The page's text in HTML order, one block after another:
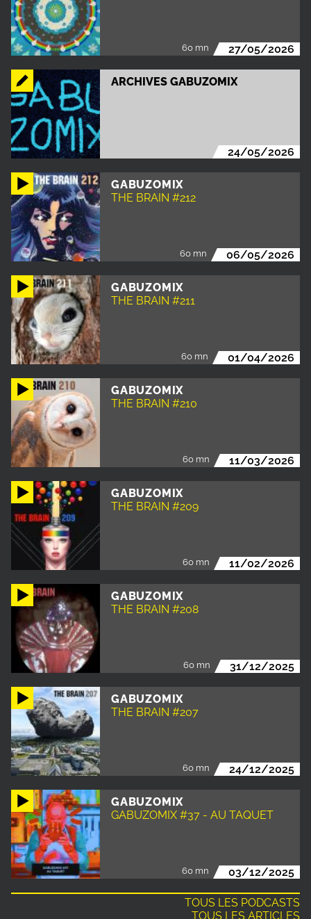
60 mn 27/05/2026
ARCHIVES GABUZOMIX
24/05/2026
GABUZOMIX
THE BRAIN #212
60 mn 06/05/2026
GABUZOMIX
THE BRAIN #211
60 mn 01/04/2026
GABUZOMIX
THE BRAIN #210
60 mn 11/03/2026
GABUZOMIX
THE BRAIN #209
60 mn 11/02/2026
GABUZOMIX
THE BRAIN #208
60 mn 31/12/2025
GABUZOMIX
THE BRAIN #207
60 mn 24/12/2025
GABUZOMIX
GABUZOMIX #37 - AU TAQUET
60 mn 03/12/2025
TOUS LES PODCASTS
TOUS LES ARTICLES